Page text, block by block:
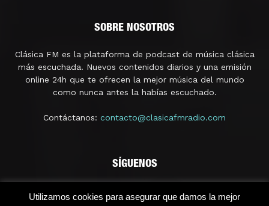
SOBRE NOSOTROS
Clásica FM es la plataforma de podcast de música clásica
más escuchada. Nuevos contenidos diarios y una emisión
online 24h que te ofrecen la mejor música del mundo
como nunca antes la habías escuchado.
Contáctanos: contacto@clasicafmradio.com
SÍGUENOS
Utilizamos cookies para asegurar que damos la mejor